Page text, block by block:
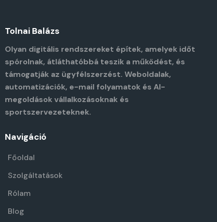
Tolnai Balázs
Olyan digitális rendszereket építek, amelyek időt
spórolnak, átláthatóbbá teszik a működést, és
támogatják az ügyfélszerzést. Weboldalak,
automatizációk, e-mail folyamatok és AI-
megoldások vállalkozásoknak és
sportszervezeteknek.
Navigáció
Főoldal
Szolgáltatások
Rólam
Blog